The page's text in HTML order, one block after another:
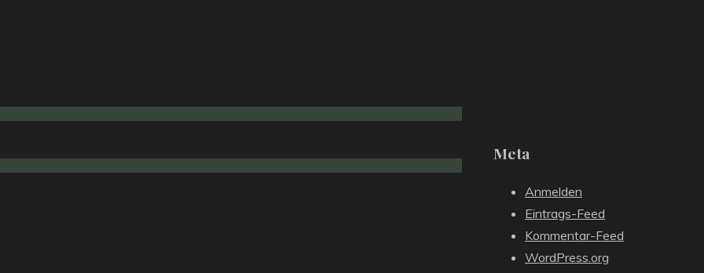
Meta
Anmelden
Eintrags-Feed
Kommentar-Feed
WordPress.org